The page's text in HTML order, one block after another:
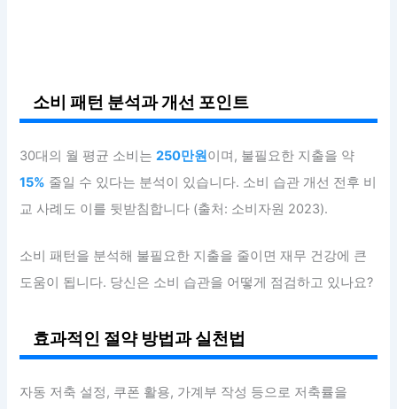
소비 패턴 분석과 개선 포인트
30대의 월 평균 소비는250만원이며, 불필요한 지출을 약
15% 줄일 수 있다는 분석이 있습니다. 소비 습관 개선 전후 비
교 사례도 이를 뒷받침합니다 (출처: 소비자원 2023).
소비 패턴을 분석해 불필요한 지출을 줄이면 재무 건강에 큰
도움이 됩니다. 당신은 소비 습관을 어떻게 점검하고 있나요?
효과적인 절약 방법과 실천법
자동 저축 설정, 쿠폰 활용, 가계부 작성 등으로 저축률을